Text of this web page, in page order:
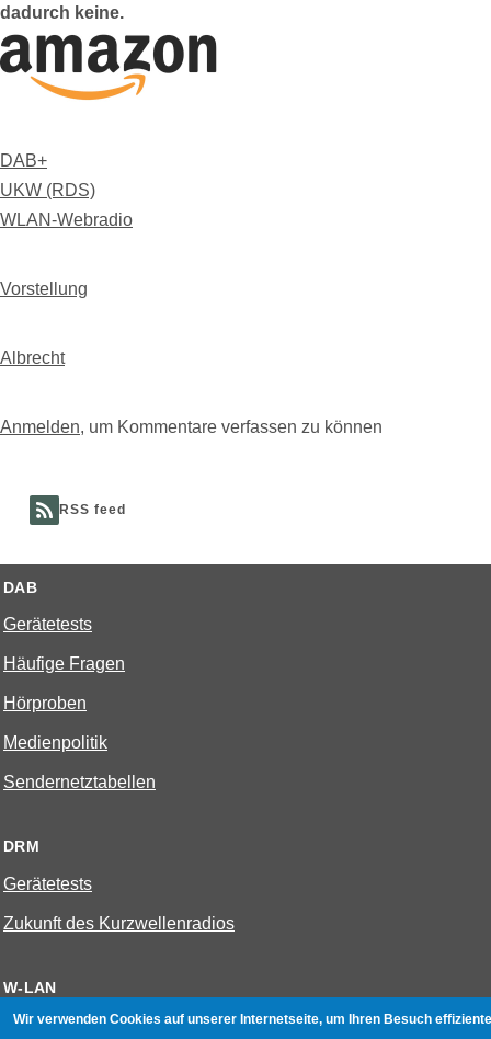
dadurch keine.
DAB+
UKW (RDS)
WLAN-Webradio
Vorstellung
Albrecht
Anmelden, um Kommentare verfassen zu können
RSS feed
DAB
Gerätetests
Häufige Fragen
Hörproben
Medienpolitik
Sendernetztabellen
DRM
Gerätetests
Zukunft des Kurzwellenradios
W-LAN
Bestenliste
Wir verwenden Cookies auf unserer Internetseite, um Ihren Besuch